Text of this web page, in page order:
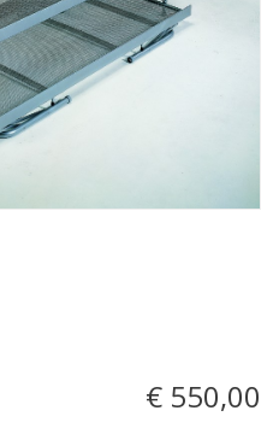
€ 550,00